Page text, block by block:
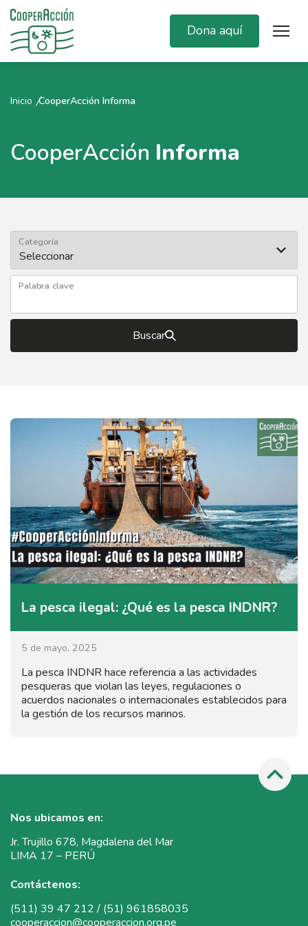
Dona aquí
Inicio CooperAcción Informa
CooperAcción Informa
Categoría
Palabra clave
Buscar
La pesca ilegal: ¿Qué es la pesca INDNR?
5 de mayo, 2025
La pesca INDNR hace referencia a las actividades
pesqueras que violan las leyes, regulaciones o
acuerdos nacionales o internacionales establecidos para
la gestión de los recursos marinos.
Nos ubicamos en:
Jr. Trujillo 678, Magdalena del Mar
LIMA 17 – PERÚ
Contáctenos:
(511) 39 47 212 / (51) 961858035
cooperaccion@cooperaccion.org.pe